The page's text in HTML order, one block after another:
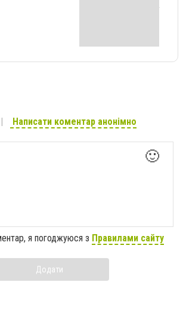
Написати коментар анонімно
🙂
я погоджуюся з Правилами сайту
Додати